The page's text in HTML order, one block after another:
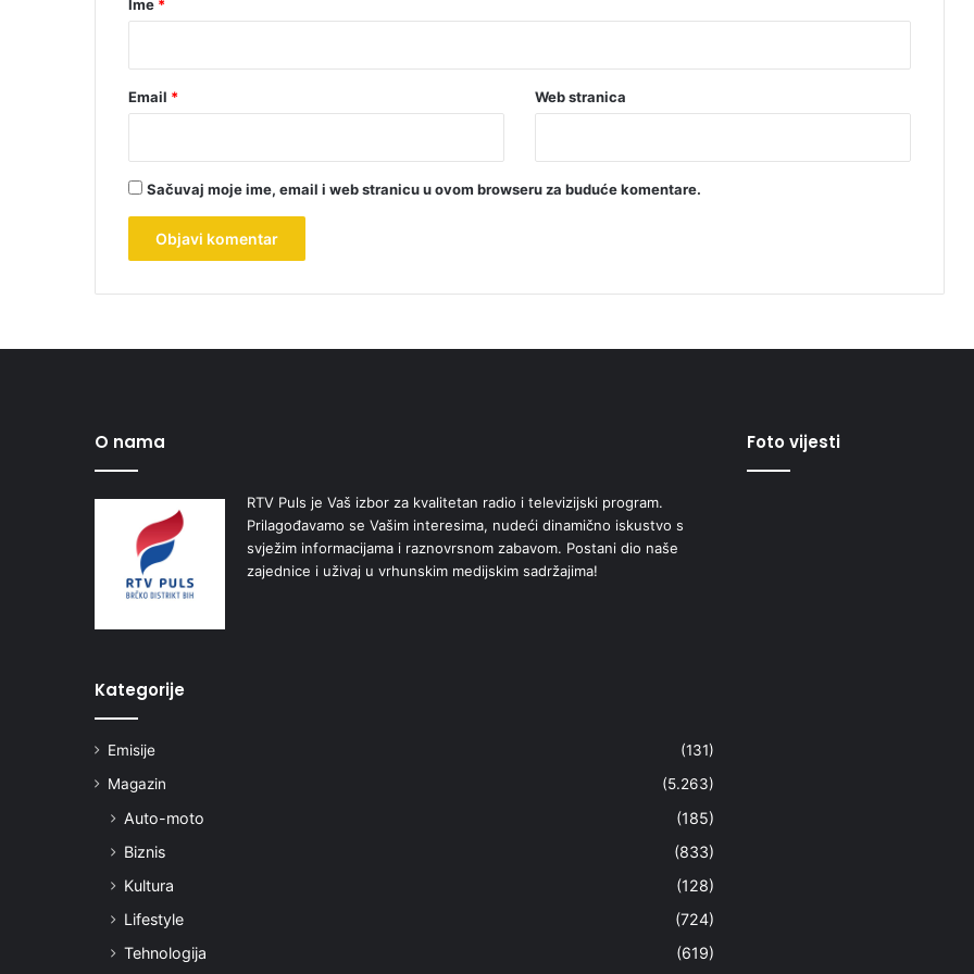
Ime *
Email * Web stranica
Sačuvaj moje ime, email i web stranicu u ovom browseru za buduće komentare.
O nama
RTV Puls je Vaš izbor za kvalitetan radio i televizijski program.
Prilagođavamo se Vašim interesima, nudeći dinamično iskustvo s
svježim informacijama i raznovrsnom zabavom. Postani dio naše
zajednice i uživaj u vrhunskim medijskim sadržajima!
Kategorije
Emisije
(131)
Magazin
(5.263)
Auto-moto
(185)
Biznis
(833)
Kultura
(128)
Lifestyle
(724)
Tehnologija
(619)
Foto vijesti